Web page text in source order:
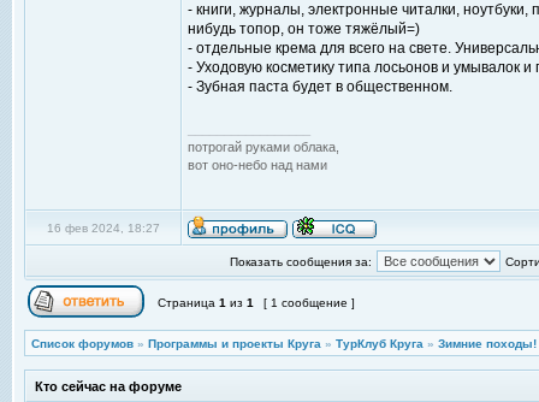
- книги, журналы, электронные читалки,
нибудь топор, он тоже тяжёлый=)
- отдельные крема для всего на свете.
- Уходовую косметику типа лосьонов и умывалок
- Зубная паста будет в общественном.
потрогай руками облака,
вот оно-небо над нами
16 фев 2024, 18:27
Показать сообщения за:
Страница 1 из 1 [ 1 сообщение ]
Список форумов » Программы и проекты Круга » ТурКлуб Круга » Зимние походы!
Кто сейчас на форуме